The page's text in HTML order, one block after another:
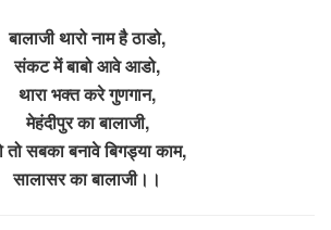
बालाजी थारो नाम है ठाडो,
संकट में बाबो आवे आडो,
थारा भक्त करे गुणगान,
मेहंदीपुर का बालाजी,
तो सबका बनावे बिगड्या काम,
सालासर का बालाजी।।